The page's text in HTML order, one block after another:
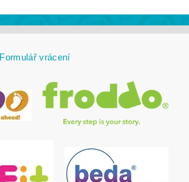
Formulář vrácení